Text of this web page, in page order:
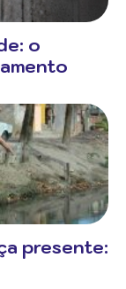
o
presente: